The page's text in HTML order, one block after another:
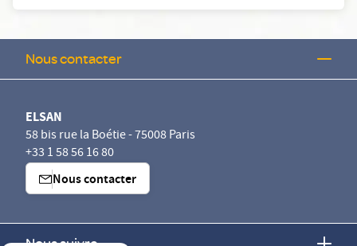
Nous contacter
ELSAN
58 bis rue la Boétie - 75008 Paris
+33 1 58 56 16 80
Nous contacter